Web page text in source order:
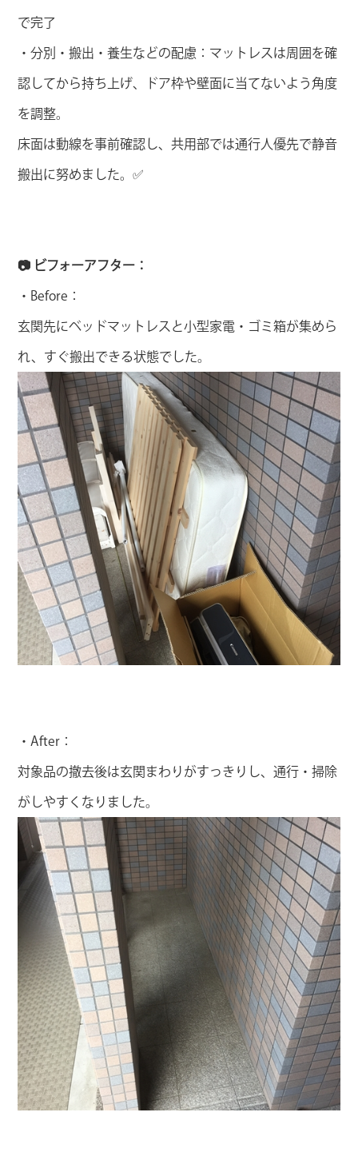
で完了
・分別・搬出・養生などの配慮：マットレスは周囲を確
認してから持ち上げ、ドア枠や壁面に当てないよう角度
を調整。
床面は動線を事前確認し、共用部では通行人優先で静音
搬出に努めました。✅
📷 ビフォーアフター：
・Before：
玄関先にベッドマットレスと小型家電・ゴミ箱が集めら
れ、すぐ搬出できる状態でした。
・After：
対象品の撤去後は玄関まわりがすっきりし、通行・掃除
がしやすくなりました。